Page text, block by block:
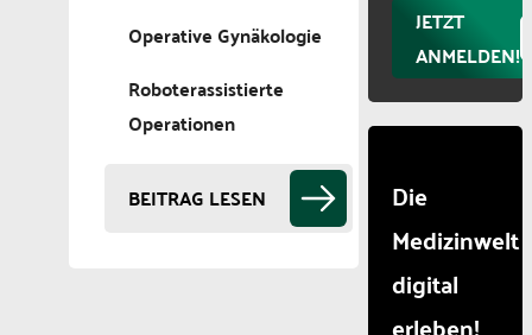
Operative Gynäkologie
Roboterassistierte
Operationen
BEITRAG LESEN
JETZT
ANMELDEN!
Die
Medizinwelt
digital